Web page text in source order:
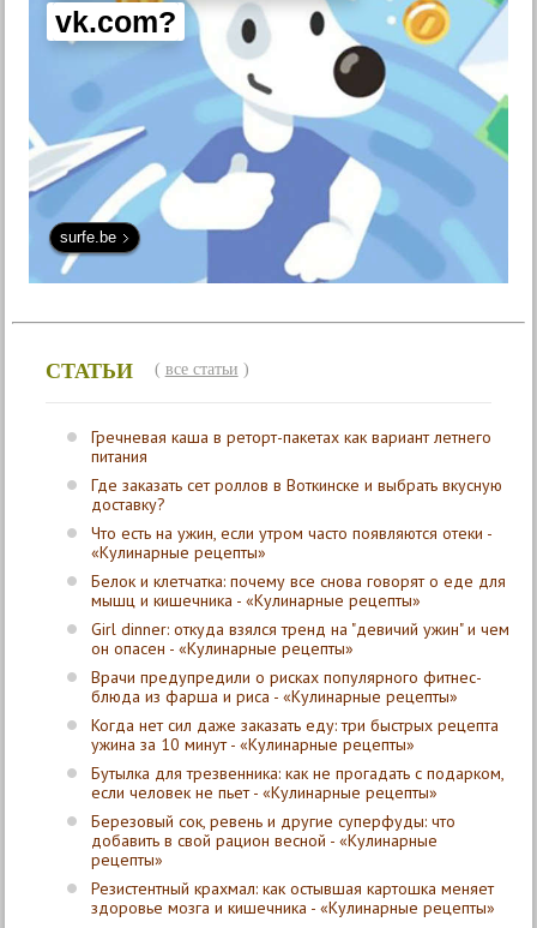
vk.com?
surfe.be
СТАТЬИ ( все статьи )
Гречневая каша в реторт-пакетах как вариант летнего
питания
Где заказать сет роллов в Воткинске и выбрать вкусную
доставку?
Что есть на ужин, если утром часто появляются отеки -
«Кулинарные рецепты»
Белок и клетчатка: почему все снова говорят о еде для
мышц и кишечника - «Кулинарные рецепты»
Girl dinner: откуда взялся тренд на "девичий ужин" и чем
он опасен - «Кулинарные рецепты»
Врачи предупредили о рисках популярного фитнес-
блюда из фарша и риса - «Кулинарные рецепты»
Когда нет сил даже заказать еду: три быстрых рецепта
ужина за 10 минут - «Кулинарные рецепты»
Бутылка для трезвенника: как не прогадать с подарком,
если человек не пьет - «Кулинарные рецепты»
Березовый сок, ревень и другие суперфуды: что
добавить в свой рацион весной - «Кулинарные
рецепты»
Резистентный крахмал: как остывшая картошка меняет
здоровье мозга и кишечника - «Кулинарные рецепты»